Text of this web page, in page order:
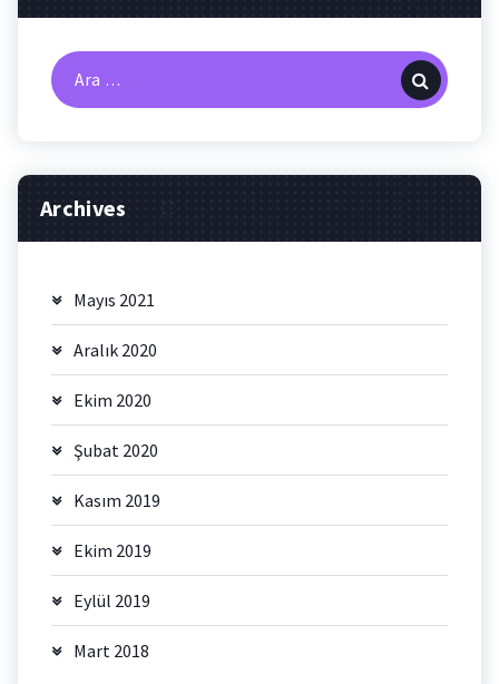
Arama:
Archives
Mayıs 2021
Aralık 2020
Ekim 2020
Şubat 2020
Kasım 2019
Ekim 2019
Eylül 2019
Mart 2018